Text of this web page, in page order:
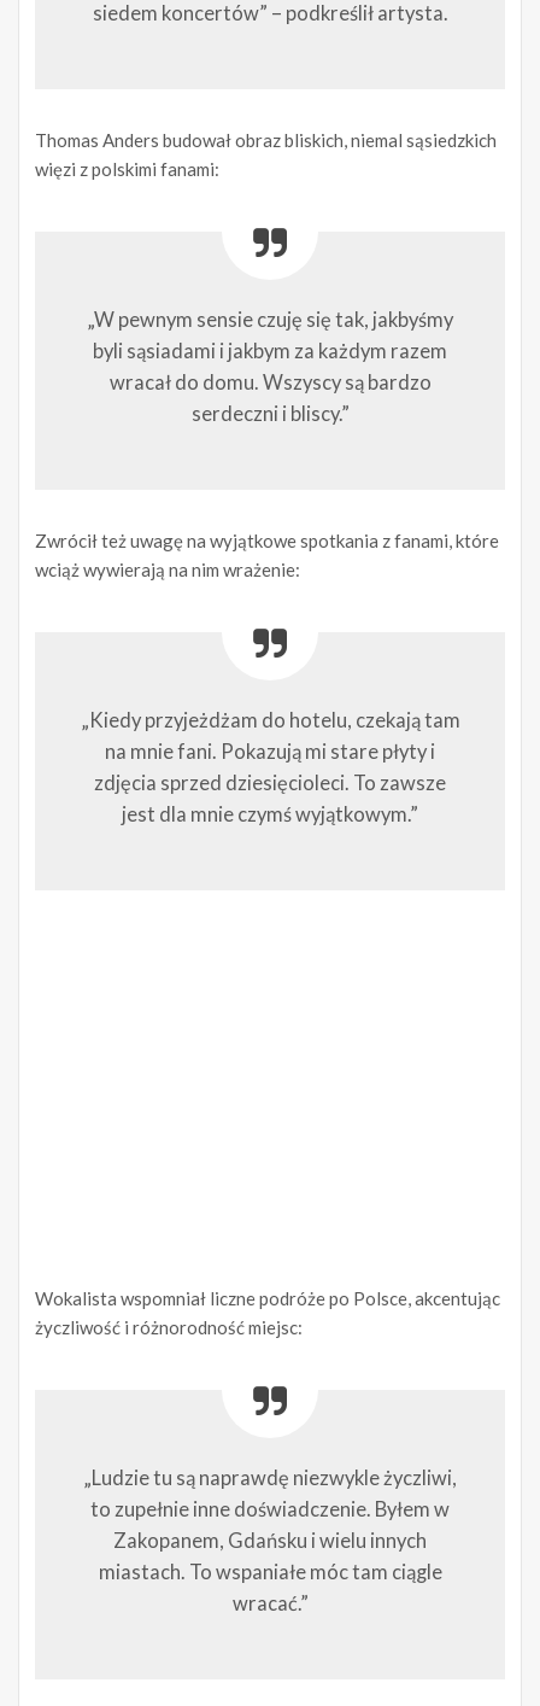
siedem koncertów” – podkreślił artysta.
Thomas Anders budował obraz bliskich, niemal sąsiedzkich
więzi z polskimi fanami:
„W pewnym sensie czuję się tak, jakbyśmy
byli sąsiadami i jakbym za każdym razem
wracał do domu. Wszyscy są bardzo
serdeczni i bliscy.”
Zwrócił też uwagę na wyjątkowe spotkania z fanami, które
wciąż wywierają na nim wrażenie:
„Kiedy przyjeżdżam do hotelu, czekają tam
na mnie fani. Pokazują mi stare płyty i
zdjęcia sprzed dziesięcioleci. To zawsze
jest dla mnie czymś wyjątkowym.”
Wokalista wspomniał liczne podróże po Polsce, akcentując
życzliwość i różnorodność miejsc:
„Ludzie tu są naprawdę niezwykle życzliwi,
to zupełnie inne doświadczenie. Byłem w
Zakopanem, Gdańsku i wielu innych
miastach. To wspaniałe móc tam ciągle
wracać.”